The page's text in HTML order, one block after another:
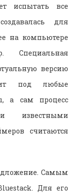
испытать все
для
на компьютере
Специальная
версию
под любые
а сам процесс
известными
считаются
Самым
Для его